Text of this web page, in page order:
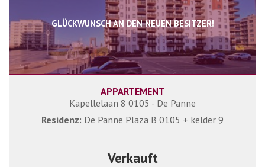
GLÜCKWUNSCH AN DEN NEUEN BESITZER!
2 1
APPARTEMENT
Kapellelaan 8 0105 - De Panne
Residenz: De Panne Plaza B 0105 + kelder 9
Verkauft